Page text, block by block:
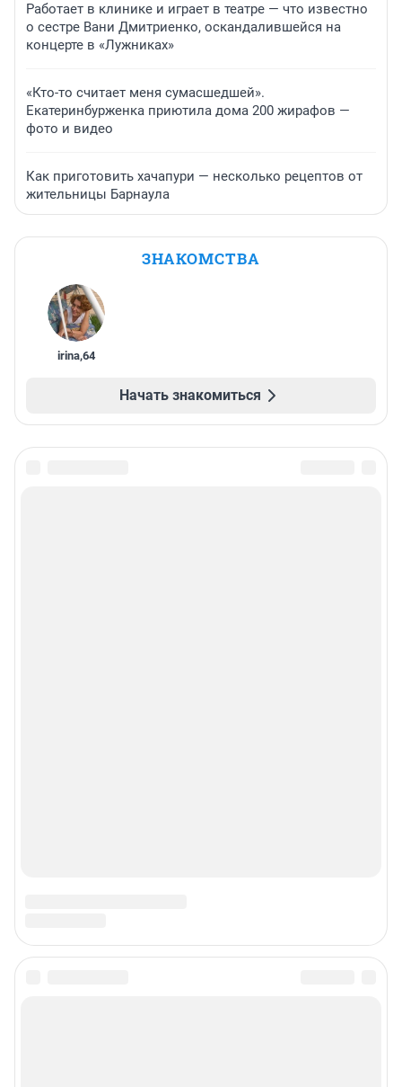
Работает в клинике и играет в театре — что известно
о сестре Вани Дмитриенко, оскандалившейся на
концерте в «Лужниках»
«Кто-то считает меня сумасшедшей».
Екатеринбурженка приютила дома 200 жирафов —
фото и видео
Как приготовить хачапури — несколько рецептов от
жительницы Барнаула
ЗНАКОМСТВА
irina,64
Начать знакомиться